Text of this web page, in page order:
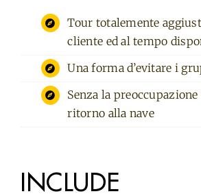
Tour totalemente
cliente ed al tempo
Una forma d’evitare i
Senza la
ritorno alla nave
INCLUDE